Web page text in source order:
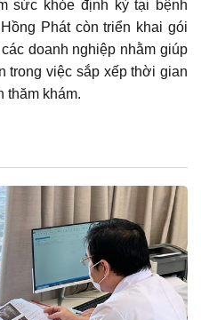
sức khỏe định kỳ tại bệnh
Phát còn triển khai gói
doanh nghiệp nhằm giúp
trong việc sắp xếp thời gian
thăm khám.